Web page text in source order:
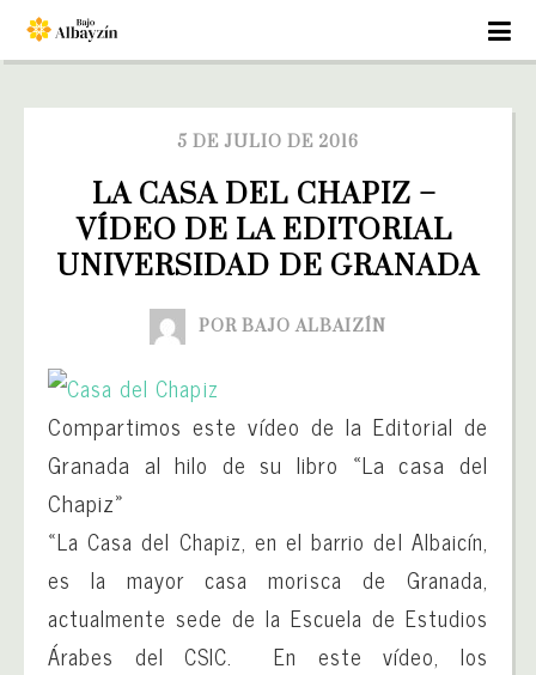
5 DE JULIO DE 2016
LA CASA DEL CHAPIZ –
VÍDEO DE LA EDITORIAL
UNIVERSIDAD DE GRANADA
POR BAJO ALBAIZÍN
Compartimos este vídeo de la Editorial de
Granada al hilo de su libro «La casa del
Chapiz»
«La Casa del Chapiz, en el barrio del Albaicín,
es la mayor casa morisca de Granada,
actualmente sede de la Escuela de Estudios
Árabes del CSIC. En este vídeo, los